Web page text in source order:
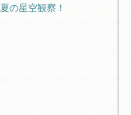
夏の星空観察！